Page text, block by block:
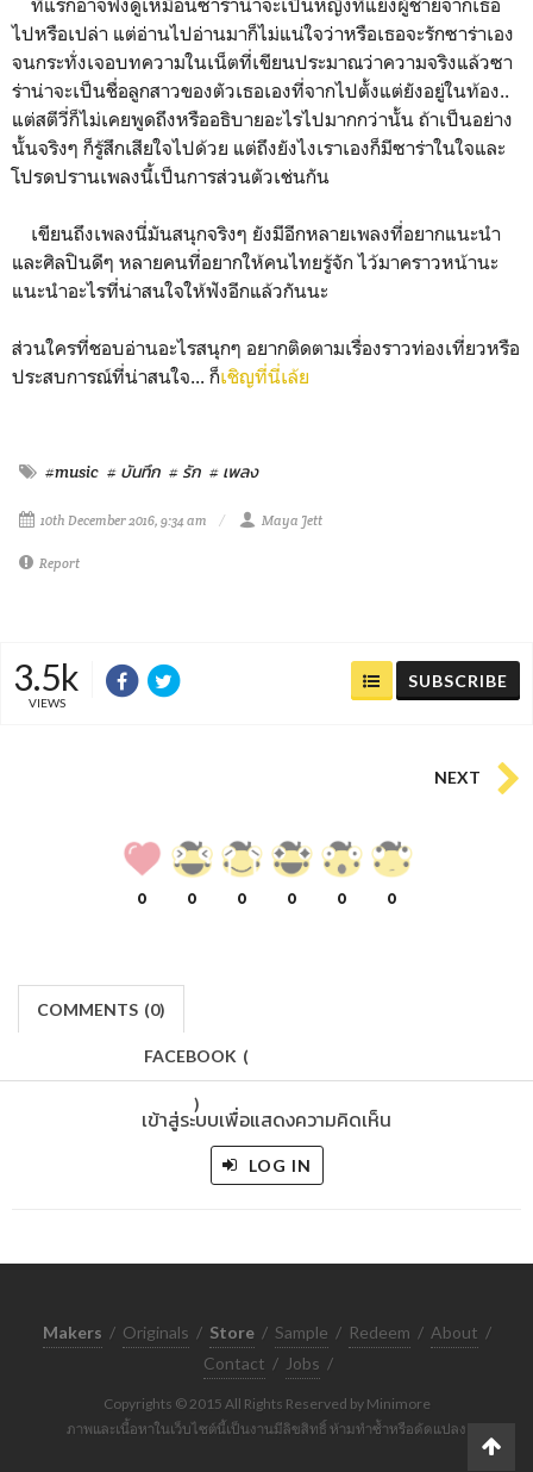
ไปหรือเปล่า แต่อ่านไปอ่านมาก็ไม่แน่ใจว่าหรือเธอจะรักซาร่าเอง
จนกระทั่งเจอบทความในเน็ตที่เขียนประมาณว่าความจริงแล้วซา
ร่าน่าจะเป็นชื่อลูกสาวของตัวเธอเองที่จากไปตั้งแต่ยังอยู่ในท้อง..
แต่สตีวี่ก็ไม่เคยพูดถึงหรืออธิบายอะไรไปมากกว่านั้น ถ้าเป็นอย่าง
นั้นจริงๆ ก็รู้สึกเสียใจไปด้วย แต่ถึงยังไงเราเองก็มีซาร่าในใจและ
โปรดปรานเพลงนี้เป็นการส่วนตัวเช่นกัน
เขียนถึงเพลงนี่มันสนุกจริงๆ ยังมีอีกหลายเพลงที่อยากแนะนำ
และศิลปินดีๆ หลายคนที่อยากให้คนไทยรู้จัก ไว้มาคราวหน้านะ
แนะนำอะไรที่น่าสนใจให้ฟังอีกแล้วกันนะ
ส่วนใครที่ชอบอ่านอะไรสนุกๆ อยากติดตามเรื่องราวท่องเที่ยวหรือ
ประสบการณ์ที่น่าสนใจ... ก็เชิญที่นี่เล้ย
#music # บันทึก # รัก # เพลง
10th December 2016, 9:34 am Maya Jett
Report
3.5k
VIEWS
SUBSCRIBE
NEXT
0 0 0 0 0 0
COMMENTS (0)
FACEBOOK (
)
เข้าสู่ระบบเพื่อแสดงความคิดเห็น
LOG IN
Makers / Originals / Store / Sample / Redeem / About /
Contact / Jobs /
Copyrights © 2015 All Rights Reserved by Minimore
ภาพและเนื้อหาในเว็บไซต์นี้เป็นงานมีลิขสิทธิ์ ห้ามทำซ้ำหรือดัดแปลง